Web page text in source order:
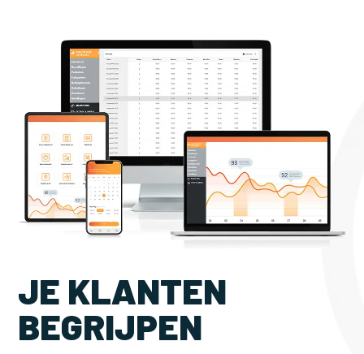
JE KLANTEN
BEGRIJPEN